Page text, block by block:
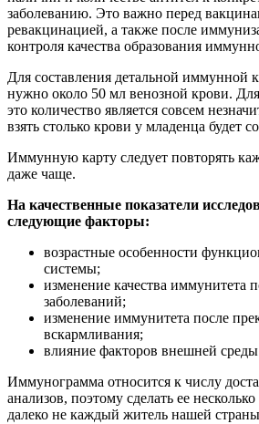
заболеванию. Это важно перед
ревакцинацией, а также после
контроля качества образования
Для составления детальной иммунной
нужно около 50 мл венозной крови. Для
это количество является совсем
взять столько крови у младенца будет
Иммунную карту следует повторять
даже чаще.
На качественные показатели
следующие факторы:
возрастные особенности
системы;
изменение качества иммунитета
заболеваний;
изменение иммунитета после
вскармливания;
влияние факторов внешней
Иммунограмма относится к числу
анализов, поэтому сделать ее
далеко не каждый житель нашей